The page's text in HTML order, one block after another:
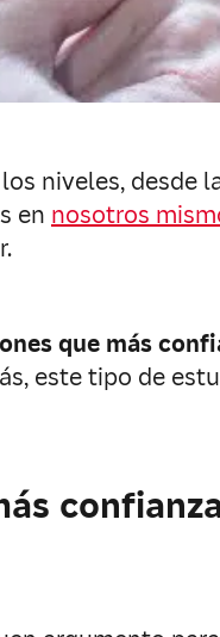
niveles, desde
en nosotros
que más
este tipo de